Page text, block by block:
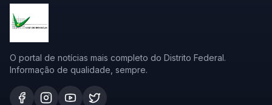
O portal de notícias mais completo do Distrito Federal.
Informação de qualidade, sempre.